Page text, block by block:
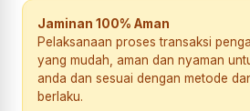
Jaminan 100% Aman
Pelaksanaan proses transaksi
yang mudah, aman dan nyaman
anda dan sesuai dengan metode
berlaku.